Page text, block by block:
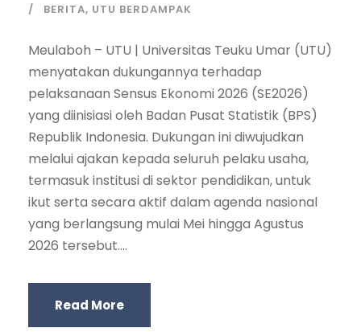
BERITA, UTU BERDAMPAK
Meulaboh – UTU | Universitas Teuku Umar (UTU)
menyatakan dukungannya terhadap
pelaksanaan Sensus Ekonomi 2026 (SE2026)
yang diinisiasi oleh Badan Pusat Statistik (BPS)
Republik Indonesia. Dukungan ini diwujudkan
melalui ajakan kepada seluruh pelaku usaha,
termasuk institusi di sektor pendidikan, untuk
ikut serta secara aktif dalam agenda nasional
yang berlangsung mulai Mei hingga Agustus
2026 tersebut....
Read More